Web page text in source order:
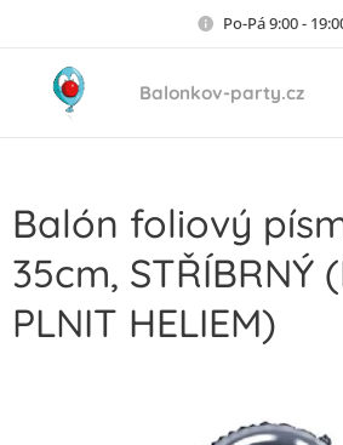
Po-Pá 9:00 -
Balonkov-party.cz
Balón foliový
35cm, STŘÍBRNÝ
PLNIT HELIEM)